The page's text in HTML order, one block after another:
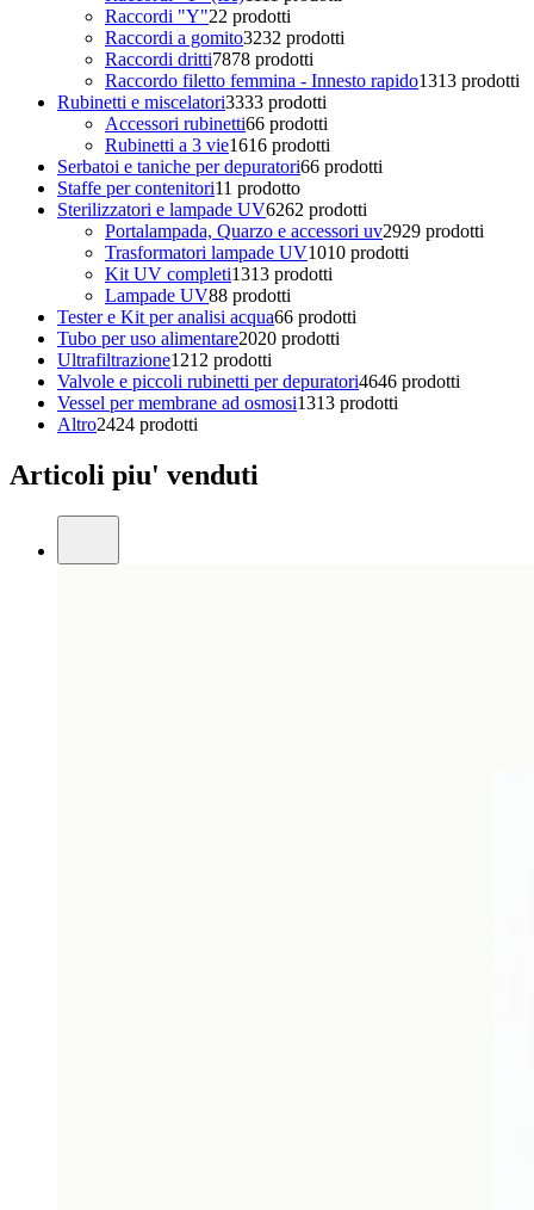
Raccordi "Y"22 prodotti
Raccordi a gomito3232 prodotti
Raccordi dritti7878 prodotti
Raccordo filetto femmina - Innesto rapido1313 prodotti
Rubinetti e miscelatori3333 prodotti
Accessori rubinetti66 prodotti
Rubinetti a 3 vie1616 prodotti
Serbatoi e taniche per depuratori66 prodotti
Staffe per contenitori11 prodotto
Sterilizzatori e lampade UV6262 prodotti
Portalampada, Quarzo e accessori uv2929 prodotti
Trasformatori lampade UV1010 prodotti
Kit UV completi1313 prodotti
Lampade UV88 prodotti
Tester e Kit per analisi acqua66 prodotti
Tubo per uso alimentare2020 prodotti
Ultrafiltrazione1212 prodotti
Valvole e piccoli rubinetti per depuratori4646 prodotti
Vessel per membrane ad osmosi1313 prodotti
Altro2424 prodotti
Articoli piu' venduti